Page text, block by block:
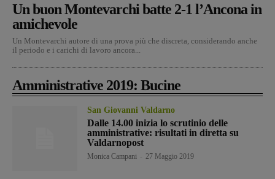
Un buon Montevarchi batte 2-1 l’Ancona in
amichevole
Un Montevarchi autore di una prova più che discreta, considerando anche
il periodo e i carichi di lavoro ancora...
Amministrative 2019: Bucine
San Giovanni Valdarno
Dalle 14.00 inizia lo scrutinio delle
amministrative: risultati in diretta su
Valdarnopost
Monica Campani 27 Maggio 2019